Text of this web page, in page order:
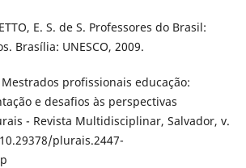
E. S. de S. Professores do Brasil:
Brasília: UNESCO, 2009.
Mestrados profissionais educação:
e desafios às perspectivas
- Revista Multidisciplinar, Salvador, v.
plurais.2447-